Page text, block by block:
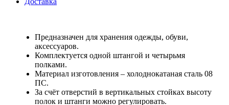
Предназначен для хранения одежды, обуви,
аксессуаров.
Комплектуется одной штангой и четырьмя
полками.
Материал изготовления – холоднокатаная сталь 08
ПС.
За счёт отверстий в вертикальных стойках высоту
полок и штанги можно регулировать.